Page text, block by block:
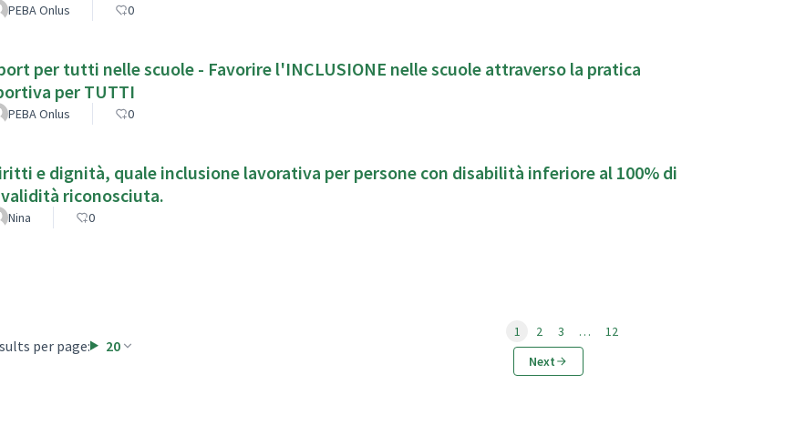
PEBA Onlus 0
per tutti nelle scuole - Favorire l'INCLUSIONE nelle scuole attraverso la pratica
per TUTTI
PEBA Onlus 0
e dignità, quale inclusione lavorativa per persone con disabilità inferiore al 100% di
invalidità riconosciuta.
Nina 0
per page: 20
1 2 3 …
12
Next